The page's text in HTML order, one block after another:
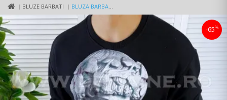
BLUZE BARBATI BLUZA BARBATI NEAGRA SLIM FIT K404 V13
-65%